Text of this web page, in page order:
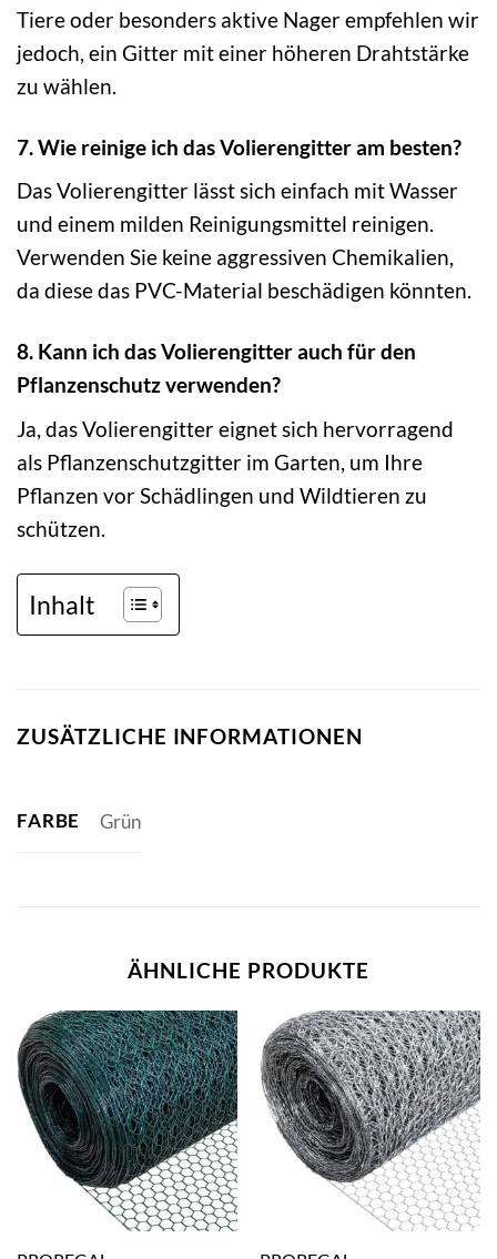
Tiere oder besonders aktive Nager empfehlen wir
jedoch, ein Gitter mit einer höheren Drahtstärke
zu wählen.
7. Wie reinige ich das Volierengitter am besten?
Das Volierengitter lässt sich einfach mit Wasser
und einem milden Reinigungsmittel reinigen.
Verwenden Sie keine aggressiven Chemikalien,
da diese das PVC-Material beschädigen könnten.
8. Kann ich das Volierengitter auch für den
Pflanzenschutz verwenden?
Ja, das Volierengitter eignet sich hervorragend
als Pflanzenschutzgitter im Garten, um Ihre
Pflanzen vor Schädlingen und Wildtieren zu
schützen.
Inhalt
ZUSÄTZLICHE INFORMATIONEN
FARBE Grün
ÄHNLICHE PRODUKTE